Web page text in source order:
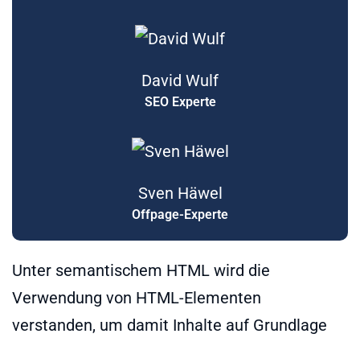
David Wulf
SEO Experte
Sven Häwel
Offpage-Experte
Unter semantischem HTML wird die
Verwendung von HTML-Elementen
verstanden, um damit Inhalte auf Grundlage